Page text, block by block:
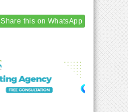
Share this on WhatsApp